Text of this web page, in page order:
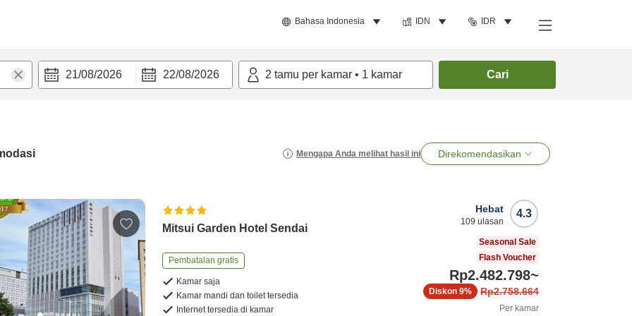
Bahasa Indonesia IDN IDR
21/08/2026 22/08/2026 2 tamu per kamar • 1 kamar Cari
Mengapa Anda melihat hasil ini Direkomendasikan
Mitsui Garden Hotel Sendai
Pembatalan gratis
Kamar saja
Kamar mandi dan toilet tersedia
Internet tersedia di kamar
4.3
Hebat
109 ulasan
Seasonal Sale
Flash Voucher
Rp2.482.798~
Rp2.758.664
Diskon 9%
Per kamar